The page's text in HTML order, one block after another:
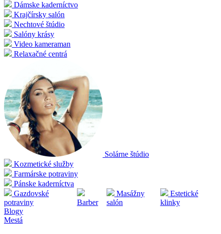
Dámske kaderníctvo
Krajčírsky salón
Nechtové štúdio
Salóny krásy
Video kameraman
Relaxačné centrá
Solárne štúdio
Kozmetické služby
Farmárske potraviny
Pánske kaderníctva
Gazdovské
potraviny
Barber
Masážny
salón
Estetické
klinky
Blogy
Mestá